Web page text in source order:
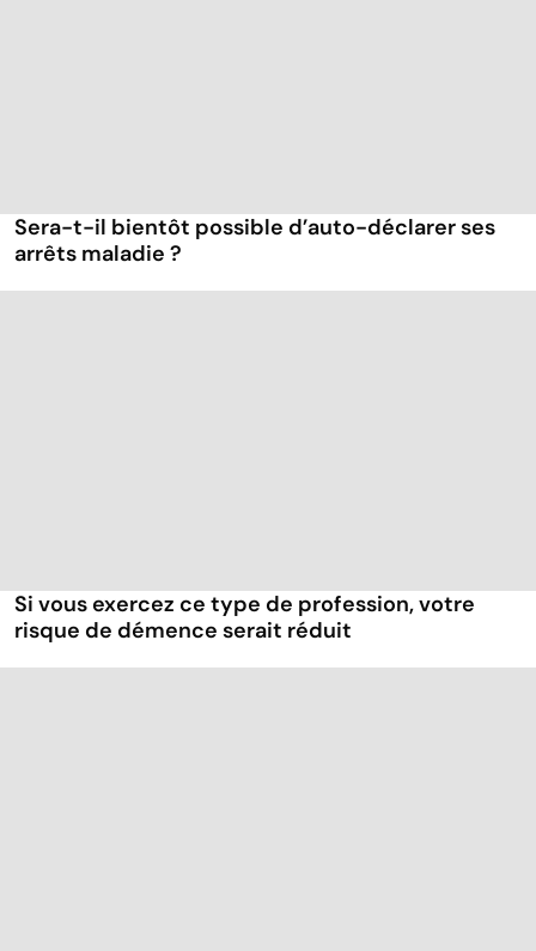
Sera-t-il bientôt possible d’auto-déclarer ses
arrêts maladie ?
Si vous exercez ce type de profession, votre
risque de démence serait réduit